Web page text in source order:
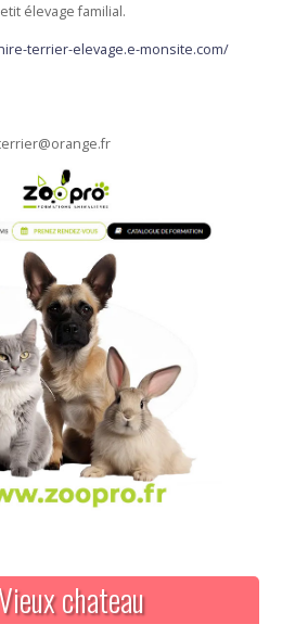
élevage familial.
terrier-elevage.e-monsite.com/
chateau